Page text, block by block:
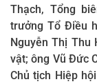
Thạch, Tổng
trưởng Tổ Điều
Nguyễn Thị Thu
vật; ông Vũ Đức
Chủ tịch Hiệp